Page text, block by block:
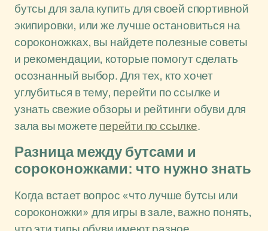
бутсы для зала купить для своей спортивной
экипировки, или же лучше остановиться на
сороконожках, вы найдете полезные советы
и рекомендации, которые помогут сделать
осознанный выбор. Для тех, кто хочет
углубиться в тему, перейти по ссылке и
узнать свежие обзоры и рейтинги обуви для
зала вы можетеперейти по ссылке.
Разница между бутсами и
сороконожками: что нужно знать
Когда встает вопрос «что лучше бутсы или
сороконожки» для игры в зале, важно понять,